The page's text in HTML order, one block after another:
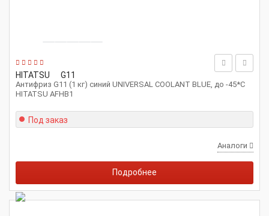
HITATSU G11
Антифриз G11 (1 кг) синий UNIVERSAL COOLANT BLUE, до -45*С
HITATSU AFHB1
Под заказ
Аналоги
Подробнее